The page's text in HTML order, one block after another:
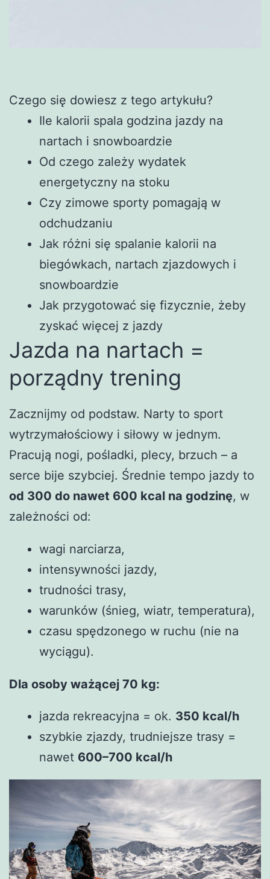
Czego się dowiesz z tego artykułu?
Ile kalorii spala godzina jazdy na
nartach i snowboardzie
Od czego zależy wydatek
energetyczny na stoku
Czy zimowe sporty pomagają w
odchudzaniu
Jak różni się spalanie kalorii na
biegówkach, nartach zjazdowych i
snowboardzie
Jak przygotować się fizycznie, żeby
zyskać więcej z jazdy
Jazda na nartach =
porządny trening
Zacznijmy od podstaw. Narty to sport
wytrzymałościowy i siłowy w jednym.
Pracują nogi, pośladki, plecy, brzuch – a
serce bije szybciej. Średnie tempo jazdy to
od 300 do nawet 600 kcal na godzinę, w
zależności od:
wagi narciarza,
intensywności jazdy,
trudności trasy,
warunków (śnieg, wiatr, temperatura),
czasu spędzonego w ruchu (nie na
wyciągu).
Dla osoby ważącej 70 kg:
jazda rekreacyjna = ok. 350 kcal/h
szybkie zjazdy, trudniejsze trasy =
nawet 600–700 kcal/h